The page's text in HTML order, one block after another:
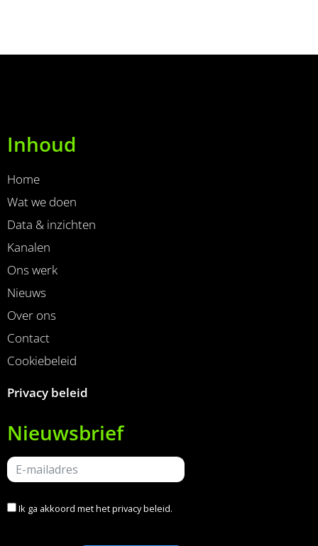
Inhoud
Home
Wat we doen
Data & inzichten
Kanalen
Ons werk
Nieuws
Over ons
Contact
Cookiebeleid
Privacy beleid
Nieuwsbrief
Ik ga akkoord met hetprivacy beleid.